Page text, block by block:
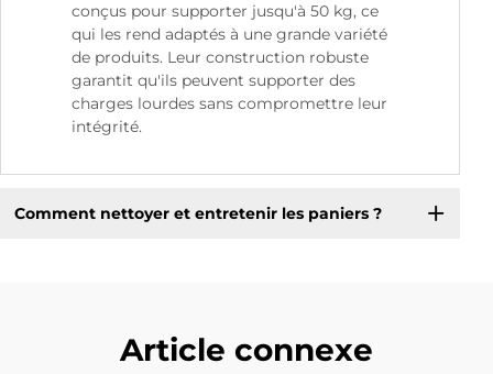
conçus pour supporter jusqu'à 50 kg, ce
qui les rend adaptés à une grande variété
de produits. Leur construction robuste
garantit qu'ils peuvent supporter des
charges lourdes sans compromettre leur
intégrité.
Comment nettoyer et entretenir les paniers ?
Article connexe